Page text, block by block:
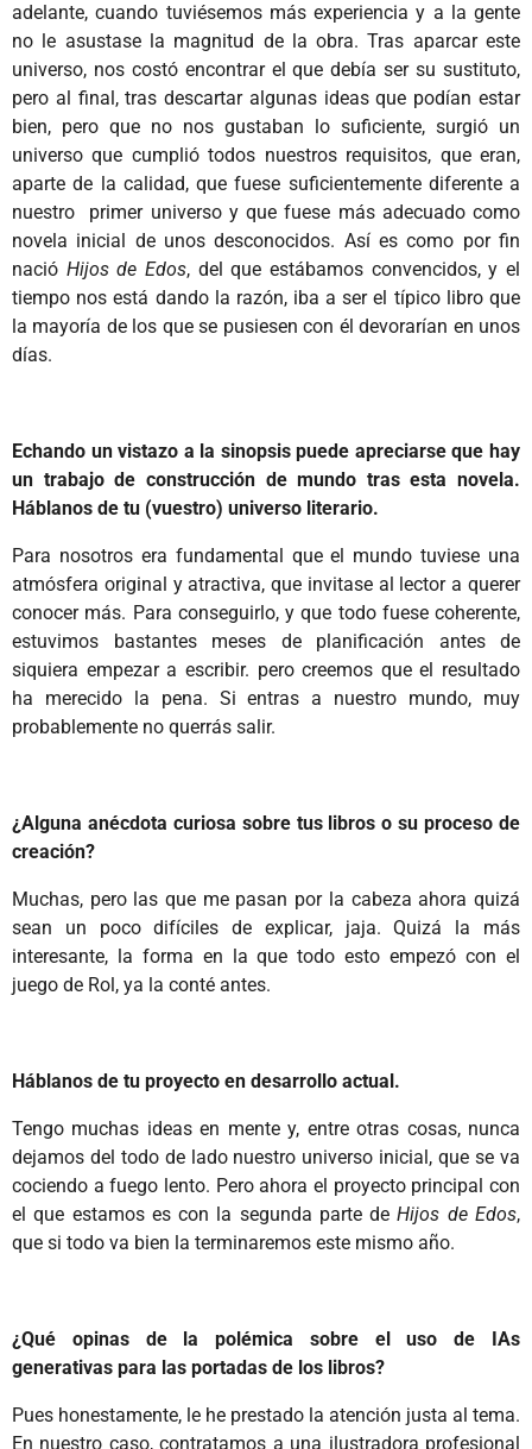
adelante, cuando tuviésemos más experiencia y a la gente
no le asustase la magnitud de la obra. Tras aparcar este
universo, nos costó encontrar el que debía ser su sustituto,
pero al final, tras descartar algunas ideas que podían estar
bien, pero que no nos gustaban lo suficiente, surgió un
universo que cumplió todos nuestros requisitos, que eran,
aparte de la calidad, que fuese suficientemente diferente a
nuestro primer universo y que fuese más adecuado como
novela inicial de unos desconocidos. Así es como por fin
nació Hijos de Edos, del que estábamos convencidos, y el
tiempo nos está dando la razón, iba a ser el típico libro que
la mayoría de los que se pusiesen con él devorarían en unos
días.
Echando un vistazo a la sinopsis puede apreciarse que hay
un trabajo de construcción de mundo tras esta novela.
Háblanos de tu (vuestro) universo literario.
Para nosotros era fundamental que el mundo tuviese una
atmósfera original y atractiva, que invitase al lector a querer
conocer más. Para conseguirlo, y que todo fuese coherente,
estuvimos bastantes meses de planificación antes de
siquiera empezar a escribir. pero creemos que el resultado
ha merecido la pena. Si entras a nuestro mundo, muy
probablemente no querrás salir.
¿Alguna anécdota curiosa sobre tus libros o su proceso de
creación?
Muchas, pero las que me pasan por la cabeza ahora quizá
sean un poco difíciles de explicar, jaja. Quizá la más
interesante, la forma en la que todo esto empezó con el
juego de Rol, ya la conté antes.
Háblanos de tu proyecto en desarrollo actual.
Tengo muchas ideas en mente y, entre otras cosas, nunca
dejamos del todo de lado nuestro universo inicial, que se va
cociendo a fuego lento. Pero ahora el proyecto principal con
el que estamos es con la segunda parte deHijos de Edos,
que si todo va bien la terminaremos este mismo año.
¿Qué opinas de la polémica sobre el uso de IAs
generativas para las portadas de los libros?
Pues honestamente, le he prestado la atención justa al tema.
En nuestro caso, contratamos a una ilustradora profesional